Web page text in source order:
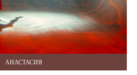
АНАСТАСИЯ